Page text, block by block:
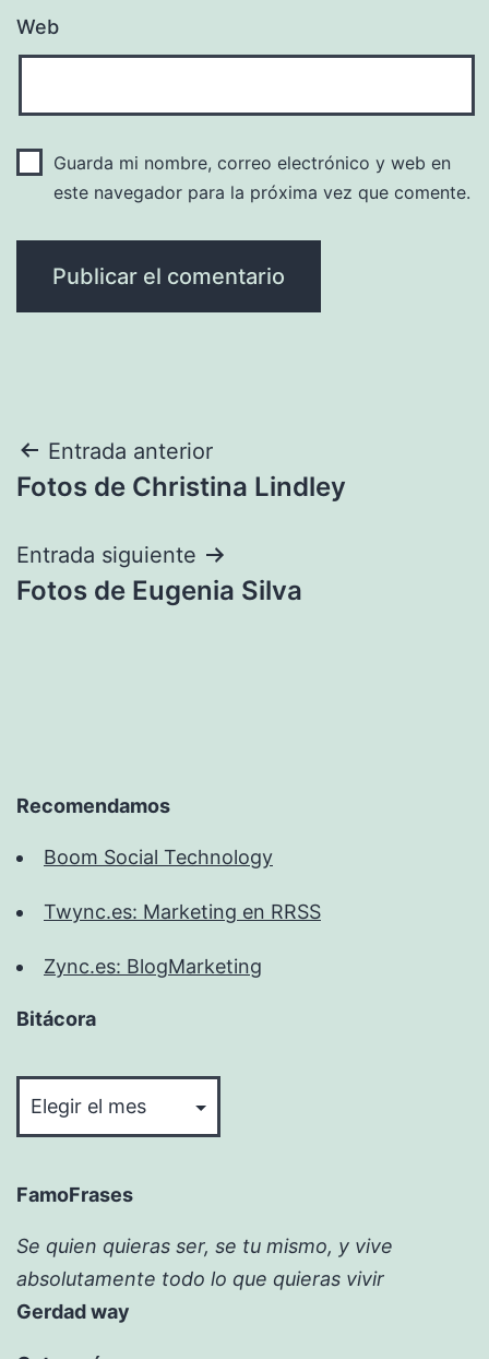
Web
Guarda mi nombre, correo electrónico y web en
este navegador para la próxima vez que comente.
Navegación
de
entradas
Entrada anterior
Fotos de Christina Lindley
Entrada siguiente
Fotos de Eugenia Silva
Recomendamos
Boom Social Technology
Twync.es: Marketing en RRSS
Zync.es: BlogMarketing
Bitácora
FamoFrases
Se quien quieras ser, se tu mismo, y vive
absolutamente todo lo que quieras vivir
Gerdad way